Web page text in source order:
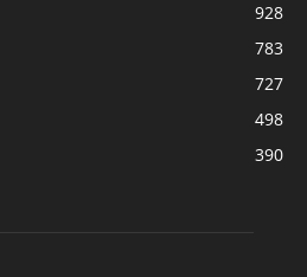
928
783
727
498
390